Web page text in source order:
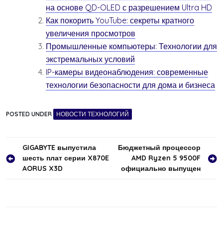
на основе QD-OLED с разрешением Ultra HD
Как покорить YouTube: секреты кратного
увеличения просмотров
Промышленные компьютеры: Технологии для
экстремальных условий
IP-камеры видеонаблюдения: современные
технологии безопасности для дома и бизнеса
POSTED UNDER НОВОСТИ ТЕХНОЛОГИЙ
Навигация
по
GIGABYTE выпустила
шесть плат серии X870E
AORUS X3D
Бюджетный процессор
AMD Ryzen 5 9500F
официально выпущен